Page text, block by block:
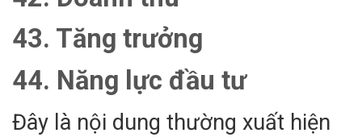
43. Tăng trưởng
44. Năng lực đầu tư
Đây là nội dung thường xuất hiện